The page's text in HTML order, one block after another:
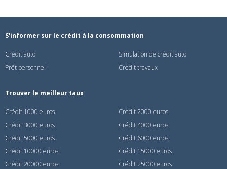
S'informer sur le crédit à la consommation
Crédit auto
Simulation de crédit auto
Prêt personnel
Crédit travaux
Trouver le meilleur taux
Crédit 1000 euros
Crédit 2000 euros
Crédit 3000 euros
Crédit 4000 euros
Crédit 5000 euros
Crédit 6000 euros
Crédit 10000 euros
Crédit 15000 euros
Crédit 20000 euros
Crédit 25000 euros